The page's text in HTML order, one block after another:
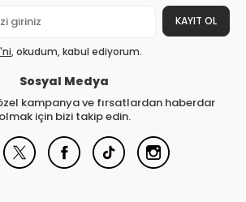
KAYIT OL
, okudum, kabul ediyorum.
Sosyal Medya
kampanya ve fırsatlardan haberdar
olmak için bizi takip edin.